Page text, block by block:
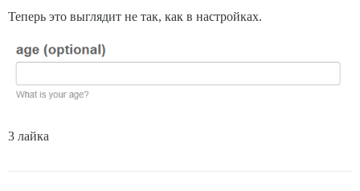
Теперь это выглядит не так, как в настройках.
3 лайка